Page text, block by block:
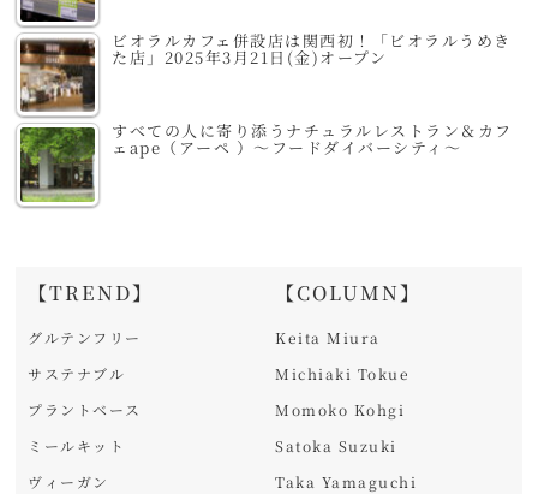
ビオラルカフェ併設店は関西初！「ビオラルうめき
た店」2025年3月21日(金)オープン
すべての人に寄り添うナチュラルレストラン＆カフ
ェape（アーペ ）～フードダイバーシティ～
【TREND】
グルテンフリー
サステナブル
プラントベース
ミールキット
ヴィーガン
【COLUMN】
Keita Miura
Michiaki Tokue
Momoko Kohgi
Satoka Suzuki
Taka Yamaguchi